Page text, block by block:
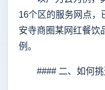
16个区的服务网点，
安寺商圈某网红餐饮
例。
#### 二、如何挑